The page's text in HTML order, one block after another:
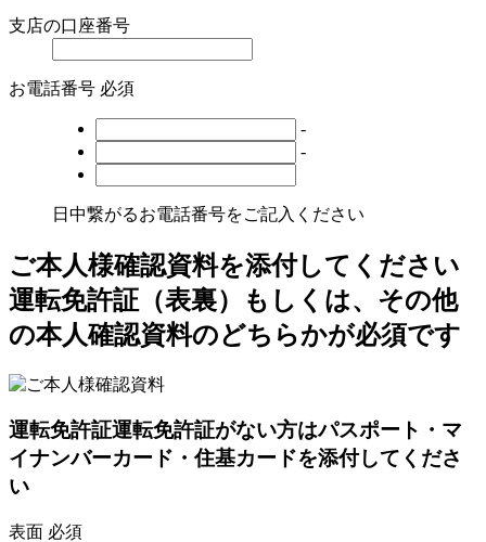
支店の口座番号
お電話番号 必須
-
-
日中繋がるお電話番号をご記入ください
ご本人様確認資料を添付してください
運転免許証（表裏）もしくは、その他
の本人確認資料のどちらかが必須です
運転免許証運転免許証がない方はパスポート・マ
イナンバーカード・住基カードを添付してくださ
い
表面 必須